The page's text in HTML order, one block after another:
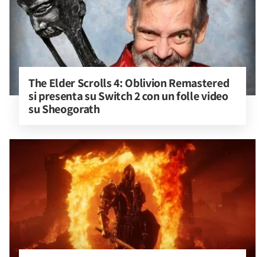
The Elder Scrolls 4: Oblivion Remastered
si presenta su Switch 2 con un folle video
su Sheogorath